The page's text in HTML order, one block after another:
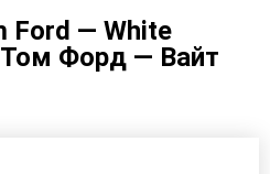
— White
Форд — Вайт